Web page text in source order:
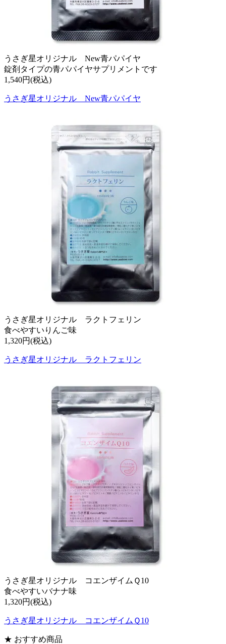
うさぎ星オリジナル New青パパイヤ
錠剤タイプの青パパイヤサプリメントです
1,540円(税込)
うさぎ星オリジナル New青パパイヤ
うさぎ星オリジナル ラクトフェリン
食べやすいりんご味
1,320円(税込)
うさぎ星オリジナル ラクトフェリン
うさぎ星オリジナル コエンザイムＱ10
食べやすいバナナ味
1,320円(税込)
うさぎ星オリジナル コエンザイムＱ10
★ おすすめ商品